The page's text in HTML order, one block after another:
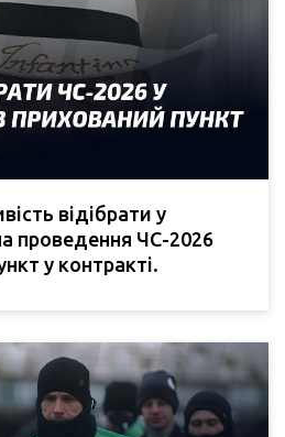
відібрати у
проведення ЧС-2026
у контракті.